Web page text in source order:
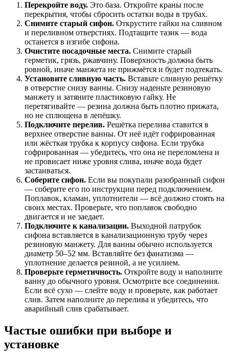
Перекройте воду. Это база. Откройте краны после
перекрытия, чтобы сбросить остатки воды в трубах.
Снимите старый сифон. Открустите гайки на сливном
и переливном отверстиях. Подтащите тазик — вода
останется в изгибе сифона.
Очистите посадочные места. Снимите старый
герметик, грязь, ржавчину. Поверхность должна быть
ровной, иначе манжета не прижмётся и будет подтекать.
Установите сливную часть. Вставьте сливную решётку
в отверстие снизу ванны. Снизу наденьте резиновую
манжету и затяните пластиковую гайку. Не
перетягивайте — резина должна быть плотно прижата,
но не сплющена в лепёшку.
Подключите перелив. Решётка перелива ставится в
верхнее отверстие ванны. От неё идёт гофрированная
или жёсткая трубка к корпусу сифона. Если трубка
гофрированная — убедитесь, что она не переломлена и
не провисает ниже уровня слива, иначе вода будет
застаиваться.
Соберите сифон. Если вы покупали разобранный сифон
— соберите его по инструкции перед подключением.
Поплавок, кламан, уплотнители — всё должно стоять на
своих местах. Проверьте, что поплавок свободно
двигается и не заедает.
Подключите к канализации. Выходной патрубок
сифона вставляется в канализационную трубу через
резиновую манжету. Для ванны обычно используется
диаметр 50–52 мм. Вставляйте без фанатизма —
уплотнение делается резиной, а не усилием.
Проверьте герметичность. Откройте воду и наполните
ванну до обычного уровня. Осмотрите все соединения.
Если всё сухо — слейте воду и проверьте, как работает
слив. Затем наполните до перелива и убедитесь, что
аварийный слив срабатывает.
Частые ошибки при выборе и
установке